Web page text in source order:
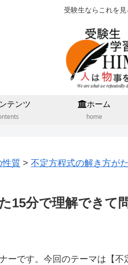
受験生ならこれを
テンツ
ホーム
home
性質 > 不定方程式の解き方が
15分で理解できて
です。今回のテーマは【不